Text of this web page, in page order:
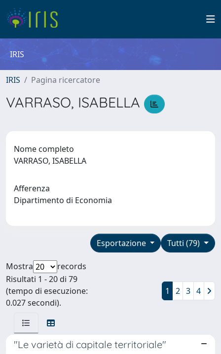
IRIS
IRIS Pagina ricercatore
VARRASO, ISABELLA
Nome completo
VARRASO, ISABELLA
Afferenza
Dipartimento di Economia
Tutti (79)
Esportazione
Mostra
records
Risultati 1 - 20 di 79
(tempo di esecuzione:
0.027 secondi).
1 2 3 4
"Le varietà di capitale territoriale"